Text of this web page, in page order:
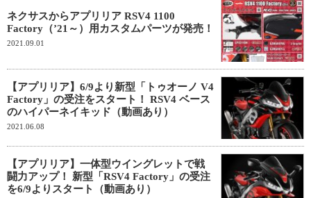
ネクサスからアプリリア RSV4 1100
Factory（’21～）用カスタムパーツが発売！
2021.09.01
【アプリリア】6/9より新型「トゥオーノ V4
Factory」の受注をスタート！ RSV4 ベース
のハイパーネイキッド（動画あり）
2021.06.08
【アプリリア】一体型ウイングレットで戦
闘力アップ！ 新型「RSV4 Factory」の受注
を6/9よりスタート（動画あり）